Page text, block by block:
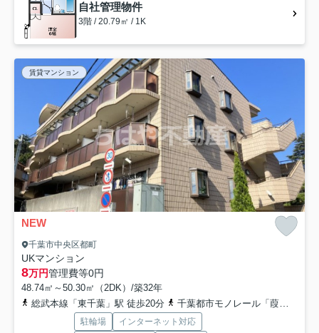
自社管理物件
3階 / 20.79㎡ / 1K
賃貸マンション
NEW
千葉市中央区都町
UKマンション
8万円管理費等0円
48.74㎡～50.30㎡（2DK）/築32年
総武本線「東千葉」駅 徒歩20分
千葉都市モノレール「葭川公園」駅 徒歩21分
駐輪場
インターネット対応